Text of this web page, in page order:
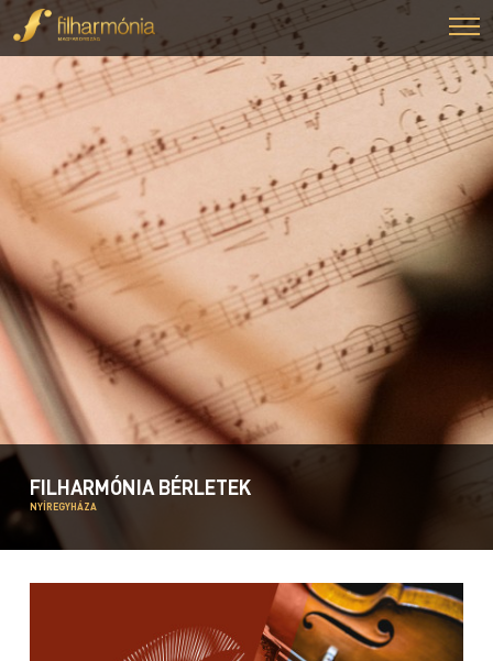
FILHARMÓNIA BÉRLETEK
NYÍREGYHÁZA